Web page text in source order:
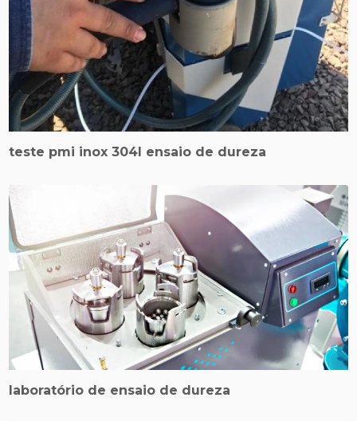
teste pmi inox 304l ensaio de dureza
laboratório de ensaio de dureza